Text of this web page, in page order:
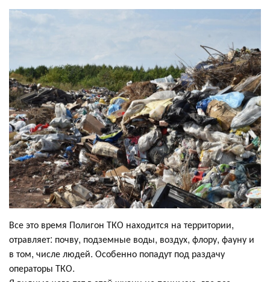
Все это время Полигон ТКО находится на территории,
отравляет: почву, подземные воды, воздух, флору, фауну и
в том, числе людей. Особенно попадут под раздачу
операторы ТКО.